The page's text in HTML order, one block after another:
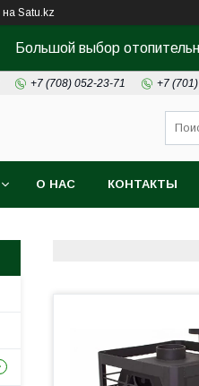
на Satu.kz
Большой выбор
+7 (708) 052-23-71 +7
О НАС КОНТАКТЫ